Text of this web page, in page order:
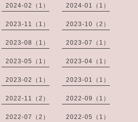
2024-02（1） 2024-01（1）
2023-11（1） 2023-10（2）
2023-08（1） 2023-07（1）
2023-05（1） 2023-04（1）
2023-02（1） 2023-01（1）
2022-11（2） 2022-09（1）
2022-07（2） 2022-05（1）